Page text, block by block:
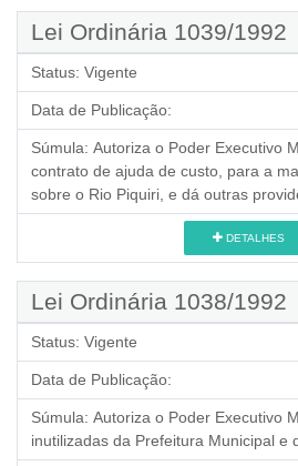
Lei Ordinária 1039/1992
Status: Vigente
Data de Publicação:
Súmula: Autoriza o Poder Executivo
contrato de ajuda de custo, para a
sobre o Rio Piquiri, e dá outras
DETALHES
Lei Ordinária 1038/1992
Status: Vigente
Data de Publicação:
Súmula: Autoriza o Poder Executivo
inutilizadas da Prefeitura Municipal e